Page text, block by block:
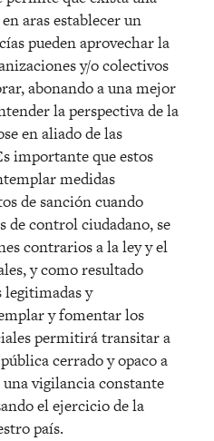
aras establecer un
pueden aprovechar la
y/o colectivos
abonando a una mejor
la perspectiva de la
en aliado de las
importante que estos
medidas
de sanción cuando
de control ciudadano, se
contrarios a la ley y el
y como resultado
y
y fomentar los
permitirá transitar a
cerrado y opaco a
vigilancia constante
el ejercicio de la
país.